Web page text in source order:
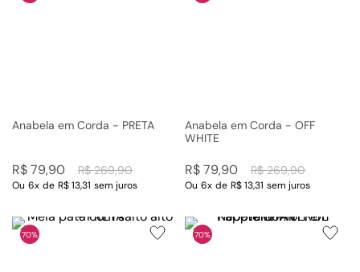
Anabela em Corda - PRETA
R$ 269,90
R$79,90
Ou 6x de R$ 13,31 sem juros
Anabela em Corda - OFF
WHITE
R$ 269,90
R$79,90
Ou 6x de R$ 13,31 sem juros
70% 70%